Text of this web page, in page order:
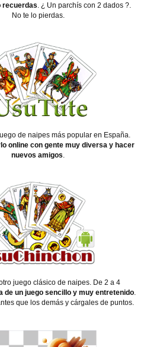
recuerdas. ¿ Un parchís con 2 dados ?.
No te lo pierdas.
de naipes más popular en España.
online con gente muy diversa y hacer
nuevos amigos.
juego clásico de naipes. De 2 a 4
de un juego sencillo y muy entretenido.
que los demás y cárgales de puntos.